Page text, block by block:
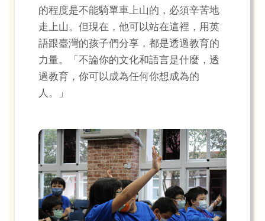
的程度是不能騎單車上山的，必須辛苦地
走上山。但現在，他可以站在這裡，用英
語跟臺灣的孩子們分享，都是透過教育的
力量。「不論你的文化和語言是什麼，透
過教育，你可以成為任何你想成為的
人。」